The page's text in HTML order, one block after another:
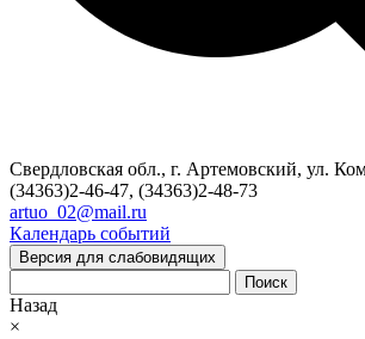
Свердловская обл., г. Артемовский, ул.
(34363)2-46-47, (34363)2-48-73
artuo_02@mail.ru
Календарь событий
Версия для слабовидящих
Поиск
Назад
×